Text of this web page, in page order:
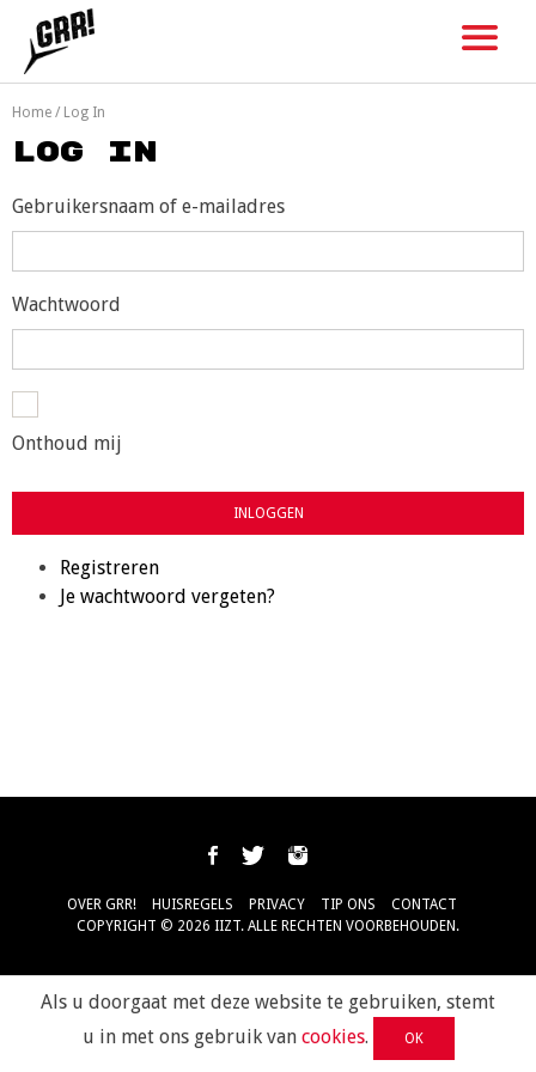
content
Home / Log In
Log In
Gebruikersnaam of e-mailadres
Wachtwoord
Onthoud mij
INLOGGEN
Registreren
Je wachtwoord vergeten?
OVER GRR! HUISREGELS PRIVACY TIP ONS
CONTACT
COPYRIGHT © 2026 IIZT. ALLE RECHTEN VOORBEHOUDEN.
Als u doorgaat met deze website te gebruiken, stemt
u in met ons gebruik van cookies. OK